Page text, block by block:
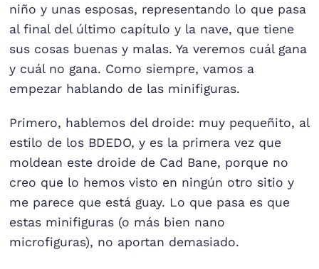
niño y unas esposas, representando lo que pasa
al final del último capítulo y la nave, que tiene
sus cosas buenas y malas. Ya veremos cuál gana
y cuál no gana. Como siempre, vamos a
empezar hablando de las minifiguras.
Primero, hablemos del droide: muy pequeñito, al
estilo de los BDEDO, y es la primera vez que
moldean este droide de Cad Bane, porque no
creo que lo hemos visto en ningún otro sitio y
me parece que está guay. Lo que pasa es que
estas minifiguras (o más bien nano
microfiguras), no aportan demasiado.